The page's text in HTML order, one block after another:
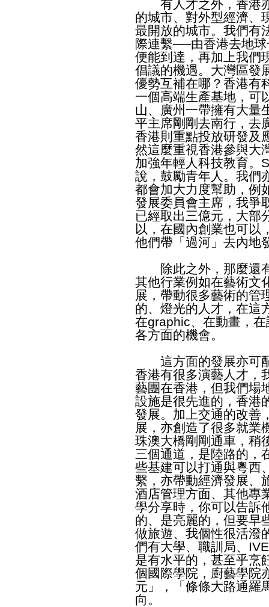
有人才之外，香港亦
的城市、對外型經濟、
最開放的城市。我們有
際連繫──由香港去地
便能到達，再加上我們
倡議的機遇。大灣區發
優勢互補在哪？香港有
一個高端生產基地，可
山、廣州一帶擁有大量
平主席剛剛去南行，去
香港則重點投放研發及
然這麼重視香港參與大
加強年輕人科技教育。
說，鼓勵青年人。我們
都會加大力度幫助，例
發展委員會主席，我爭
已經取出三億元，大部
以，在國內創業也可以
他們帶「過河」去內地
除此之外，那麼還有
其他行業例如在藝術文
展，帶動很多藝術的管
的、燈光的人才，在這
在graphic、在動畫，
各方面的機會。
這方面的發展亦可配
香港有很多演藝人才，
藝團在香港，但我們場
設施是很先進的，香港
發展。加上交通的改善
展，亦創造了很多就業
珠澳大橋剛剛通車，稍
三個通道，是陸路的，
些基建可以打通與粵西
繫，亦帶動經濟發展、
酒店管理方面、其他專
學分享時，你可以告訴
的、是亮麗的，但要早
做旅遊、我個性很活潑
們有大學、職訓局、
是有水平的，甚至乎烹
個國際學院，廚藝學院
元」，「條條大路通羅
向。